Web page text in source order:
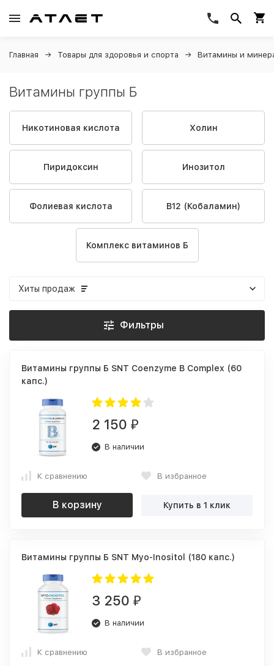
Главная Товары для здоровья и спорта Витамины и
Витамины группы Б
Никотиновая кислота Холин
Пиридоксин Инозитол
Фолиевая кислота B12 (Кобаламин)
Комплекс витаминов Б
Хиты продаж
Фильтры
Витамины группы Б SNT Coenzyme B Complex (60
капс.)
2 150 ₽
В наличии
К сравнению В избранное
В корзину Купить в 1 клик
Витамины группы Б SNT Myo-Inositol (180 капс.)
3 250 ₽
В наличии
К сравнению В избранное